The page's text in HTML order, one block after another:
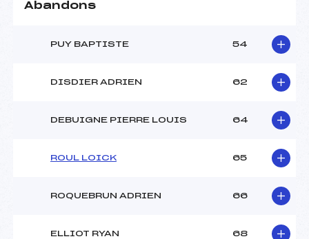
Abandons
PUY BAPTISTE 54
DISDIER ADRIEN 62
DEBUIGNE PIERRE LOUIS 64
ROUL LOICK 65
ROQUEBRUN ADRIEN 66
ELLIOT RYAN 68